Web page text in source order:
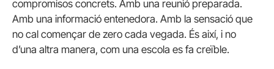
compromisos concrets. Amb una reunió preparada.
Amb una informació entenedora. Amb la sensació que
no cal començar de zero cada vegada. És així, i no
d’una altra manera, com una escola es fa creïble.